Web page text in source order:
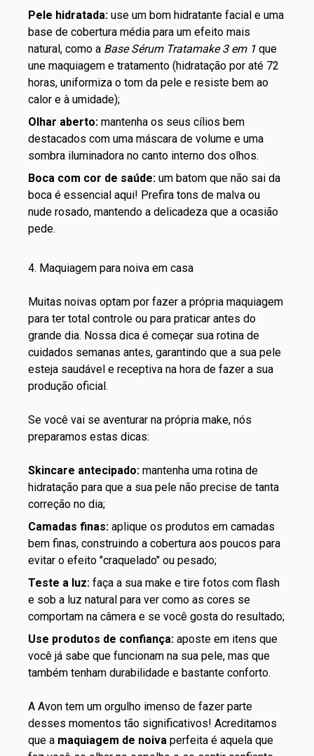
Pele hidratada: use um bom hidratante facial e uma
base de cobertura média para um efeito mais
natural, como a Base Sérum Tratamake 3 em 1 que
une maquiagem e tratamento (hidratação por até 72
horas, uniformiza o tom da pele e resiste bem ao
calor e à umidade);
Olhar aberto: mantenha os seus cílios bem
destacados com uma máscara de volume e uma
sombra iluminadora no canto interno dos olhos.
Boca com cor de saúde: um batom que não sai da
boca é essencial aqui! Prefira tons de malva ou
nude rosado, mantendo a delicadeza que a ocasião
pede.
4. Maquiagem para noiva em casa
Muitas noivas optam por fazer a própria maquiagem
para ter total controle ou para praticar antes do
grande dia. Nossa dica é começar sua rotina de
cuidados semanas antes, garantindo que a sua pele
esteja saudável e receptiva na hora de fazer a sua
produção oficial.
Se você vai se aventurar na própria make, nós
preparamos estas dicas:
Skincare antecipado: mantenha uma rotina de
hidratação para que a sua pele não precise de tanta
correção no dia;
Camadas finas: aplique os produtos em camadas
bem finas, construindo a cobertura aos poucos para
evitar o efeito "craquelado" ou pesado;
Teste a luz: faça a sua make e tire fotos com flash
e sob a luz natural para ver como as cores se
comportam na câmera e se você gosta do resultado;
Use produtos de confiança: aposte em itens que
você já sabe que funcionam na sua pele, mas que
também tenham durabilidade e bastante conforto.
A Avon tem um orgulho imenso de fazer parte
desses momentos tão significativos! Acreditamos
que a maquiagem de noiva perfeita é aquela que